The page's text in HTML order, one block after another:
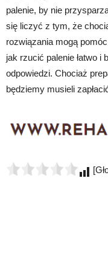
palenie, by nie
się liczyć z tym, że
rozwiązania mogą
jak rzucić palenie łatwo i
odpowiedzi. Chociaż
będziemy musieli